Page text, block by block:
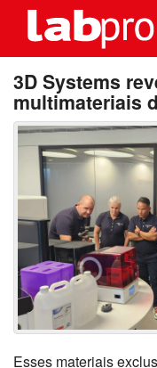
3D Systems
multimateriais
Esses materiais